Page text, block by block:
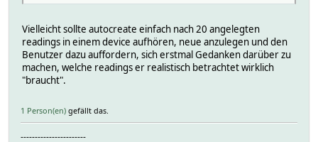
MQTTBridge:weconnect/vehicles/<VIN>/domains/charging/
MQTTBridge:weconnect/vehicles/<VIN>/domains/
MQTTBridge:weconnect/vehicles/<VIN>/domains/
MQTTBridge:weconnect/vehicles/<VIN>/domains/
MQTTBridge:weconnect/vehicles/<VIN>/domains/
MQTTBridge:weconnect/vehicles/<VIN>/domains/
MQTTBridge:weconnect/vehicles/<VIN>/domains/
MQTTBridge:weconnect/vehicles/<VIN>/domains/
Vielleicht sollte autocreate einfach nach 20 angelegten
readings in einem device aufhören, neue anzulegen und den
Benutzer dazu auffordern, sich erstmal Gedanken darüber zu
machen, welche readings er realistisch betrachtet wirklich
"braucht".
1 Person(en) gefällt das.
-----------------------